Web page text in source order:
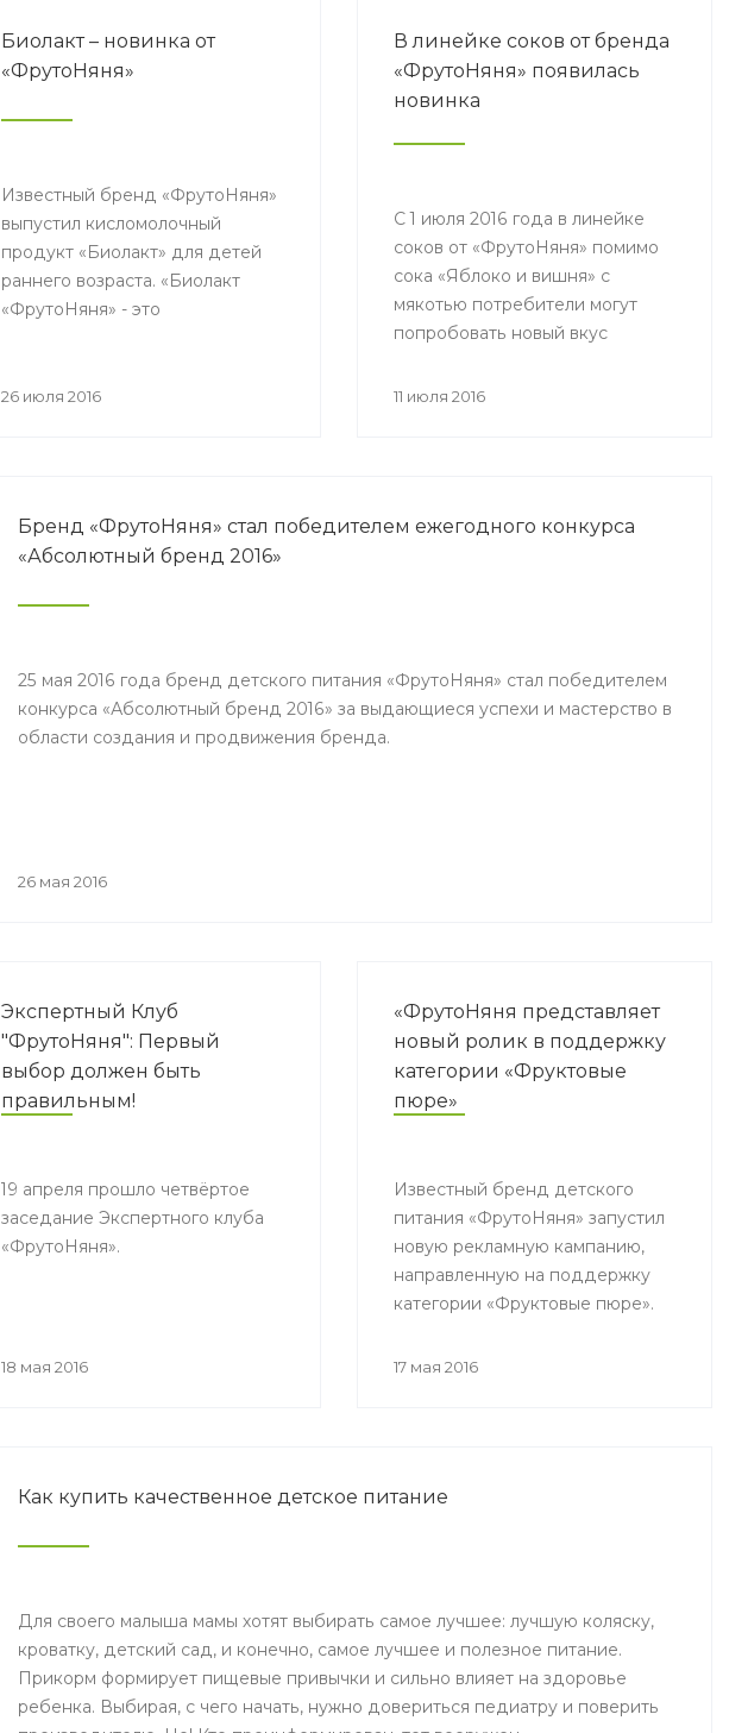
Биолакт – новинка от
«ФрутоНяня»
Известный бренд «ФрутоНяня»
выпустил кисломолочный
продукт «Биолакт» для детей
раннего возраста. «Биолакт
«ФрутоНяня» - это
жизни, изготовленный из
26 июля 2016
В линейке соков от бренда
«ФрутоНяня» появилась
новинка
С 1 июля 2016 года в линейке
соков от «ФрутоНяня» помимо
сока «Яблоко и вишня» с
мякотью потребители могут
попробовать новый вкус
в упаковке 200 мл.
11 июля 2016
Бренд «ФрутоНяня» стал победителем ежегодного конкурса
«Абсолютный бренд 2016»
25 мая 2016 года бренд детского питания «ФрутоНяня» стал победителем
конкурса «Абсолютный бренд 2016» за выдающиеся успехи и мастерство в
области создания и продвижения бренда.
26 мая 2016
Экспертный Клуб
"ФрутоНяня": Первый
выбор должен быть
правильным!
19 апреля прошло четвёртое
заседание Экспертного клуба
«ФрутоНяня».
18 мая 2016
«ФрутоНяня представляет
новый ролик в поддержку
категории «Фруктовые
пюре»
Известный бренд детского
питания «ФрутоНяня» запустил
новую рекламную кампанию,
направленную на поддержку
категории «Фруктовые пюре».
17 мая 2016
Как купить качественное детское питание
Для своего малыша мамы хотят выбирать самое лучшее: лучшую коляску,
кроватку, детский сад, и конечно, самое лучшее и полезное питание.
Прикорм формирует пищевые привычки и сильно влияет на здоровье
ребенка. Выбирая, с чего начать, нужно довериться педиатру и поверить